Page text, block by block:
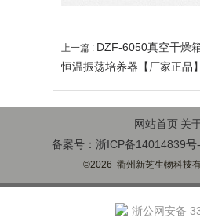
上一篇 : DZF-6050真空干燥
恒温振荡培养器【厂家正品
网站首页 关
备案号：浙ICP备14014839号
©2026 衢州新芝生物科技
浙公网安备